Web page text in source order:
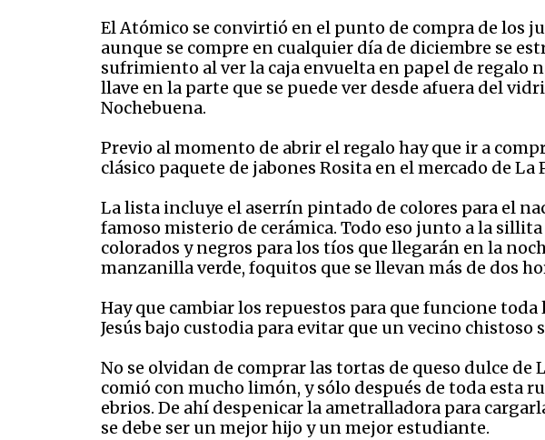
El Atómico se convirtió en el punto de compra de los
aunque se compre en cualquier día de diciembre se
sufrimiento al ver la caja envuelta en papel de regalo
llave en la parte que se puede ver desde afuera del
Nochebuena.
Previo al momento de abrir el regalo hay que ir a
clásico paquete de jabones Rosita en el mercado de La
La lista incluye el aserrín pintado de colores para el
famoso misterio de cerámica. Todo eso junto a la
colorados y negros para los tíos que llegarán en la
manzanilla verde, foquitos que se llevan más de dos
Hay que cambiar los repuestos para que funcione
Jesús bajo custodia para evitar que un vecino
No se olvidan de comprar las tortas de queso dulce de
comió con mucho limón, y sólo después de toda esta
ebrios. De ahí despenicar la ametralladora para
se debe ser un mejor hijo y un mejor estudiante.